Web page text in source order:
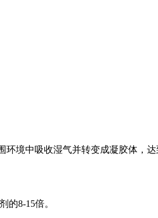
境中吸收湿气并转变成凝胶体，
8-15倍。